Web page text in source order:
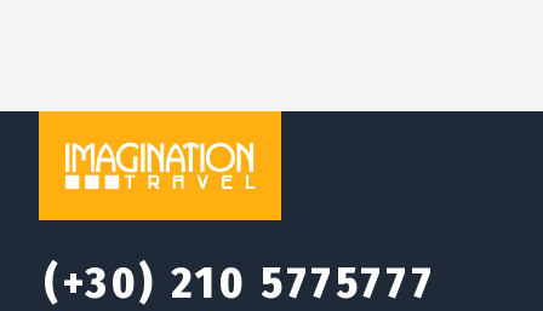
(+30) 210 5775777